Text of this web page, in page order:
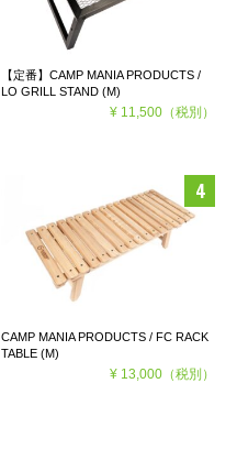
【定番】CAMP MANIA PRODUCTS /
LO GRILL STAND (M)
¥ 11,500（税別）
CAMP MANIA PRODUCTS / FC RACK
TABLE (M)
¥ 13,000（税別）